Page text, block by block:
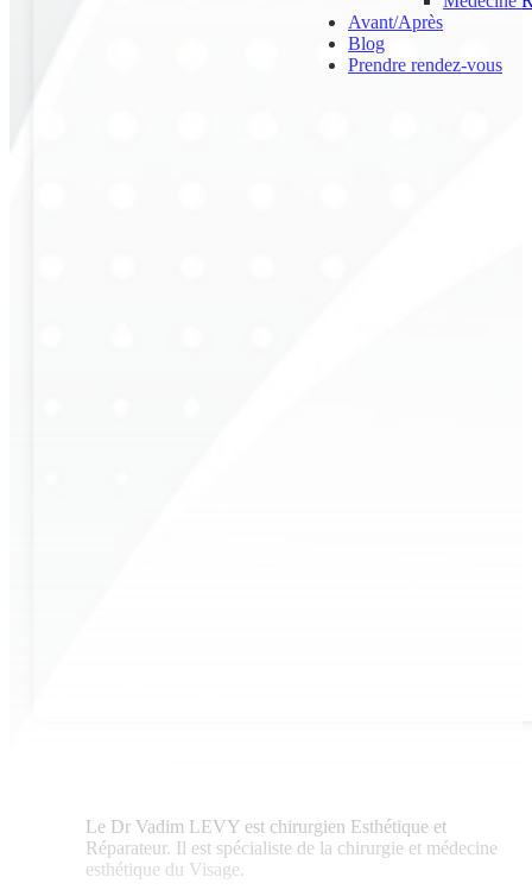
Avant/Après
Blog
Prendre rendez-vous
Le Dr Vadim LEVY est chirurgien Esthétique et
Réparateur. Il est spécialiste de la chirurgie et médecine
esthétique du Visage.